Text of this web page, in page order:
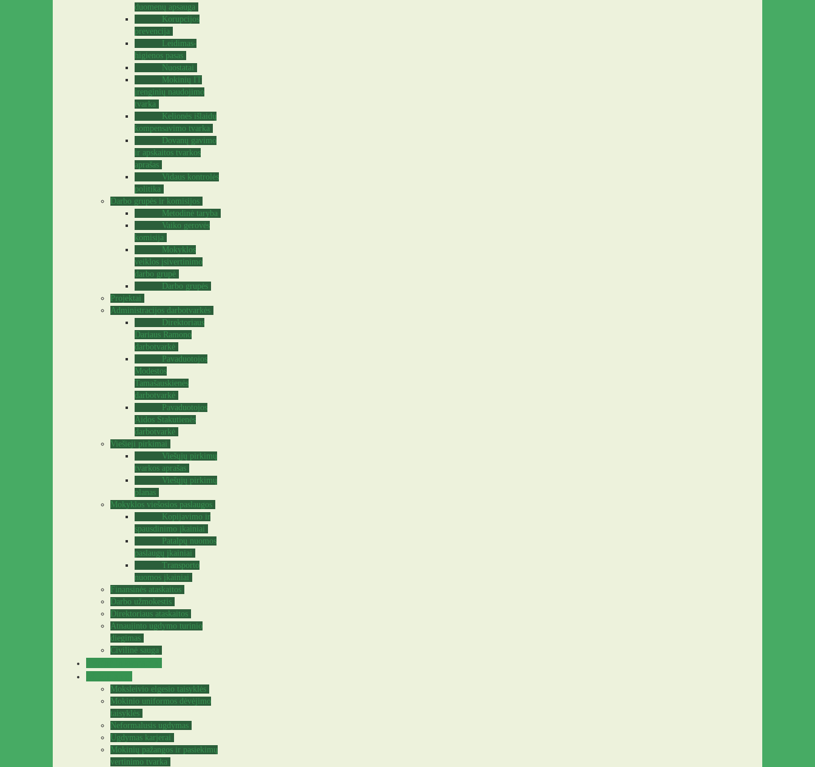
duomenų apsauga
Korupcijos
prevencija
Leidimas-
higienos pasas
Nuostatai
Mokinių IT
įrenginių naudojimo
tvarka
Kelionės išlaidų
kompensavimo tvarka
Dovanų gavimo
ir apskaitos tvarkos
aprašas
Vidaus kontrolės
politika
Darbo grupės ir komisijos
Metodinė taryba
Vaiko gerovės
komisija
Mokyklos
veiklos įsivertinimo
darbo grupė
Darbo grupės
Projektai
Administracijos darbotvarkės
Direktoriaus
Dariaus Ramono
darbotvarkė
Pavaduotojos
Modestos
Tamašauskienės
darbotvarkė
Pavaduotojos
Aidos Stakutienės
darbotvarkė
Viešieji pirkimai
Viešųjų pirkimų
tvarkos aprašas
Viešųjų pirkimų
planas
Mokyklos viešosios paslaugos
Kopijavimo ir
spausdinimo įkainiai
Patalpų nuomos
paslaugų įkainiai
Transporto
nuomos įkainiai
Finansinės ataskaitos
Darbo užmokestis
Direktoriaus ataskaitos
Atnaujinto ugdymo turinio
diegimas
Civilinė sauga
Moksleivio elgesio taisyklės
Mokinio uniformos dėvėjimo
taisyklės
Neformalusis ugdymas
Ugdymas karjerai
Mokinių pažangos ir pasiekimų
vertinimo tvarka